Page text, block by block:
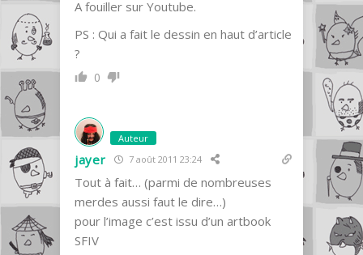
A fouiller sur Youtube.
PS : Qui a fait le dessin en haut d’article
?
0
Auteur
jayer 7 août 2011 23:24
Tout à fait… (parmi de nombreuses
merdes aussi faut le dire…)
pour l’image c’est issu d’un artbook
SFIV